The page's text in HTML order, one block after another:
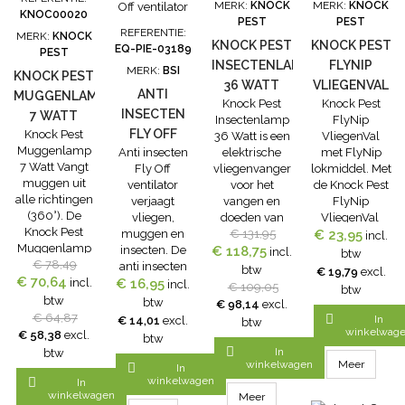
de insecten
geëlektrocuteerd
worden en dus
heel blijven.
Zo gebruikt u
de HG...
giftige stoffen
of
KNOC00020
MERK: KNOCK
PEST
KNOCK PEST
MUGGENLAMP
7 WATT
Knock Pest
Muggenlamp
7 Watt Vangt
muggen uit
alle richtingen
(360°). De
Knock Pest
Muggenlamp
7 Watt maakt
gebruik van
speciaal
blauw ultra-
violet licht en
stoot
CO2 geur uit.
Door het ultra-
€ 78,49
€ 70,64 incl.
btw
€ 64,87
€ 58,38 excl.
btw

In
winkelwagen
REFERENTIE:
EQ-PIE-03189
MERK: BSI
ANTI
INSECTEN
FLY OFF
VENTILATOR
Anti insecten
Fly Off
ventilator
verjaagt
vliegen,
muggen en
insecten. De
anti insecten
Fly Off
ventilator is
ideaal voor op
tafel tijdens
Lekker buiten
eten in de
zomer zonder
€ 16,95 incl.
btw
€ 14,01 excl.
btw

In
winkelwagen
MERK: KNOCK
PEST
KNOCK PEST
INSECTENLAMP
36 WATT
Knock Pest
Insectenlamp
36 Watt is een
elektrische
vliegenvanger
voor het
vangen en
doeden van
vliegen en
muggen. De
Knock Pest
Insectenlamp
36 Watt die uit
alle richtingen
insecten
vangt. De
Knock Pest
Insectenlamp
€ 131,95
€ 118,75 incl.
btw
€ 109,05
€ 98,14 excl.
btw

In
winkelwagen
Meer
MERK: KNOCK
PEST
KNOCK PEST
FLYNIP
VLIEGENVAL
Knock Pest
FlyNip
VliegenVal
met FlyNip
lokmiddel. Met
de Knock Pest
FlyNip
VliegenVal
vangt u
vliegen
rondom huis,
tuin of stal.
vliegenval is
voor
meermaals
gebruik en
handig te
€ 23,95 incl.
btw
€ 19,79 excl.
btw

In
Meer